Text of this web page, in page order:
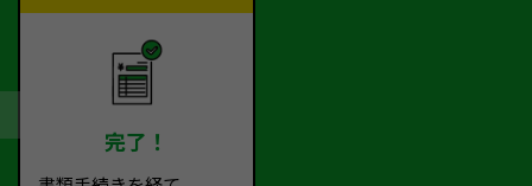
完了！